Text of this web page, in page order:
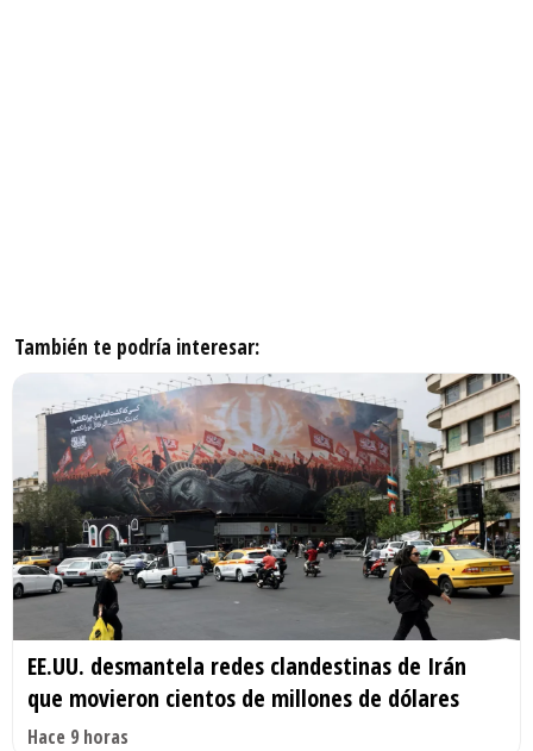
También te podría interesar:
EE.UU. desmantela redes clandestinas de Irán
que movieron cientos de millones de dólares
Hace 9 horas